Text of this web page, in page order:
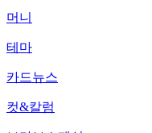
머니
테마
카드뉴스
컷&칼럼